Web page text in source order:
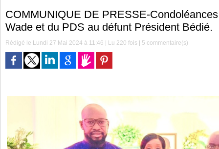
COMMUNIQUE DE PRESSE-
Wade et du PDS au défunt Président Bédié.
Rédigé le Lundi 27 Mai 2024 à 11:46 | Lu 220 fois | 5 commentaire(s)